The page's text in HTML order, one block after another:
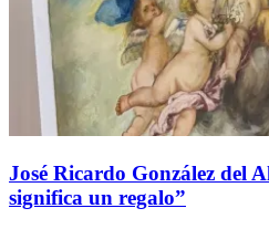
José Ricardo González del
significa un regalo”